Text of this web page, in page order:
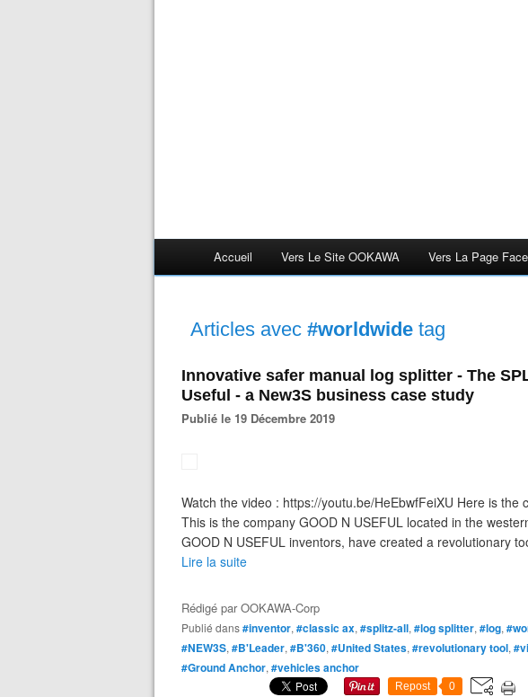
Accueil Vers Le Site OOKAWA Vers La Page
Articles avec #worldwide tag
Innovative safer manual log splitter - The
Useful - a New3S business case study
Publié le 19 Décembre 2019
Watch the video : https://youtu.be/HeEbwfFeiXU Here is the
This is the company GOOD N USEFUL located in the
GOOD N USEFUL inventors, have created a revolutionary
Lire la suite
Rédigé parOOKAWA-Corp
Publié dans#inventor, #classic ax, #splitz-all, #log splitter, #log,
#NEW3S, #B'Leader, #B'360, #United States, #revolutionary tool,
#Ground Anchor, #vehicles anchor
Repost 0